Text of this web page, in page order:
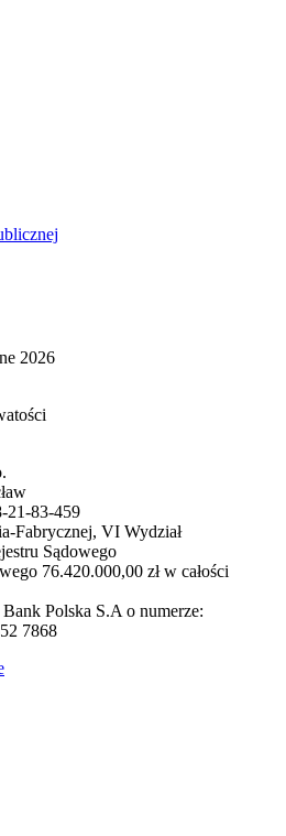
2026
21-83-459
Fabrycznej, VI Wydział
Sądowego
76.420.000,00 zł w całości
Polska S.A o numerze:
7868